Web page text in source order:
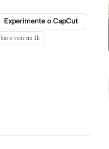
Experimente o CapCut
bin o vem em 1h